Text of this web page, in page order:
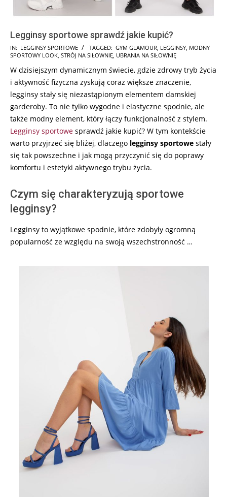
Legginsy sportowe sprawdź jakie kupić?
2026-
02-
18
IN: LEGGINSY SPORTOWE TAGGED: GYM GLAMOUR, LEGGINSY, MODNY
SPORTOWY LOOK, STRÓJ NA SIŁOWNIĘ, UBRANIA NA SIŁOWNIĘ
W dzisiejszym dynamicznym świecie, gdzie zdrowy tryb życia
i aktywność fizyczna zyskują coraz większe znaczenie,
legginsy stały się niezastąpionym elementem damskiej
garderoby. To nie tylko wygodne i elastyczne spodnie, ale
także modny element, który łączy funkcjonalność z stylem.
Legginsy sportowe sprawdź jakie kupić? W tym kontekście
warto przyjrzeć się bliżej, dlaczego legginsy sportowe stały
się tak powszechne i jak mogą przyczynić się do poprawy
komfortu i estetyki aktywnego trybu życia.
Czym się charakteryzują sportowe
legginsy?
Legginsy to wyjątkowe spodnie, które zdobyły ogromną
popularność ze względu na swoją wszechstronność …